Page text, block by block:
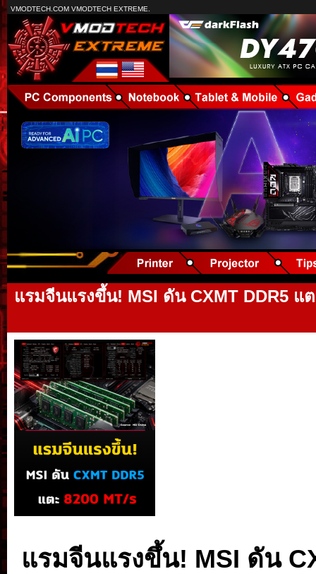
VMODTECH.COM VMODTECH EXTREME.
แรมจีนแรงขึ้น! MSI ดัน CXMT DDR5 แ
แรมจีนแรงขึ้น! MSI ดัน